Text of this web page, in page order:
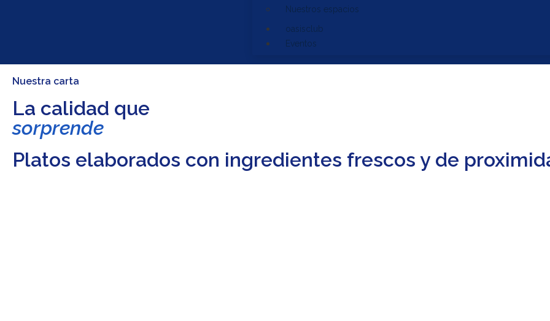
Nuestros espacios
oasisclub
Eventos
Nuestra carta
La calidad que
sorprende
Platos elaborados con ingredientes frescos y de